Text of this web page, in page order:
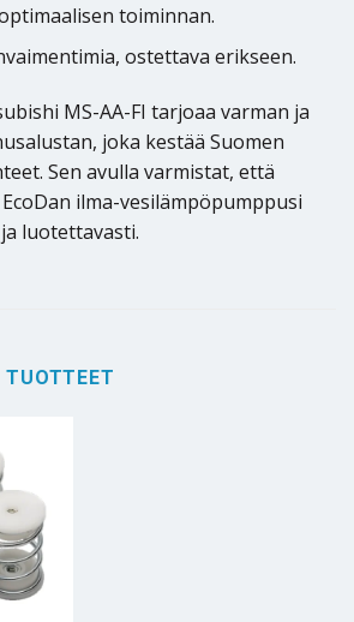
toiminnan.
ostettava erikseen.
MS-AA-FI tarjoaa varman ja
joka kestää Suomen
Sen avulla varmistat, että
ilma-vesilämpöpumppusi
luotettavasti.
TUOTTEET